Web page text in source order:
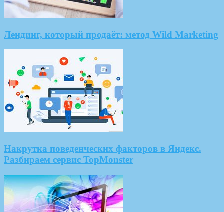
Лендинг, который продаёт: метод Wild Marketing
Накрутка поведенческих факторов в Яндекс.
Разбираем сервис TopMonster